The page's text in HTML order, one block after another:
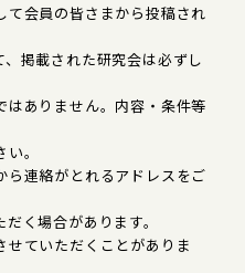
て会員の皆さまから投稿され
掲載された研究会は必ずし
ありません。内容・条件等
。
ら連絡がとれるアドレスをご
く場合があります。
せていただくことがありま